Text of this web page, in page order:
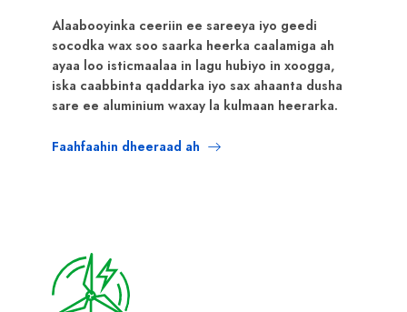
Alaabooyinka ceeriin ee sareeya iyo geedi
socodka wax soo saarka heerka caalamiga ah
ayaa loo isticmaalaa in lagu hubiyo in xoogga,
iska caabbinta qaddarka iyo sax ahaanta dusha
sare ee aluminium waxay la kulmaan heerarka.
Faahfaahin dheeraad ah